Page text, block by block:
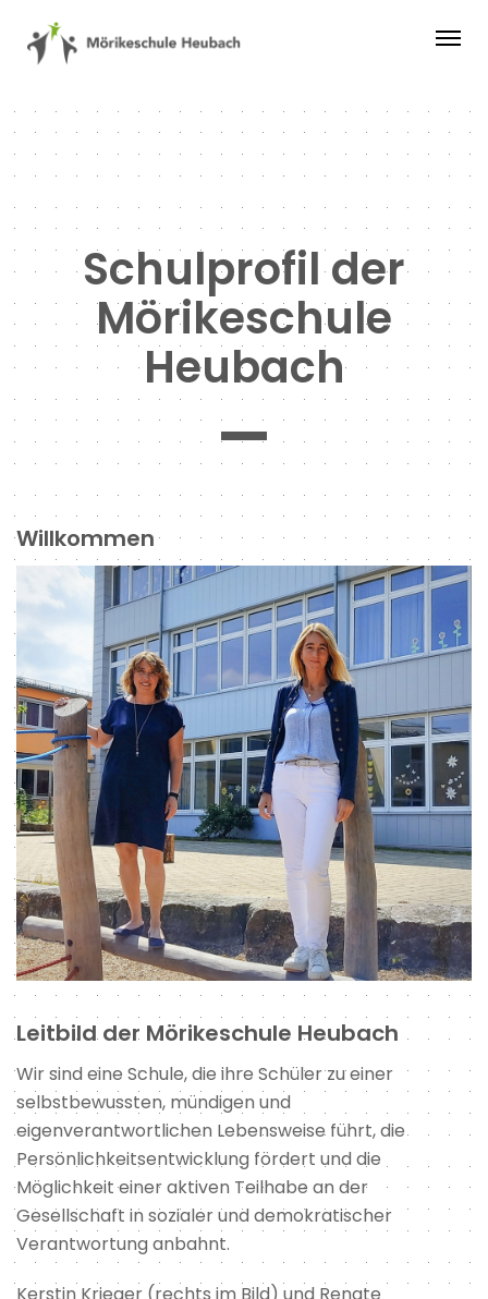
Schulprofil der
Mörikeschule
Heubach
Willkommen
Leitbild der Mörikeschule Heubach
Wir sind eine Schule, die ihre Schüler zu einer
selbstbewussten, mündigen und
eigenverantwortlichen Lebensweise führt, die
Persönlichkeitsentwicklung fördert und die
Möglichkeit einer aktiven Teilhabe an der
Gesellschaft in sozialer und demokratischer
Verantwortung anbahnt.